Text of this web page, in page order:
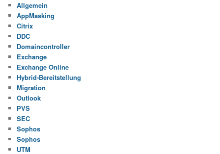
n
Allgemein
AppMasking
Citrix
DDC
Domaincontroller
Exchange
Exchange Online
Hybrid-Bereitstellung
Migration
Outlook
PVS
SEC
Sophos
Sophos
UTM